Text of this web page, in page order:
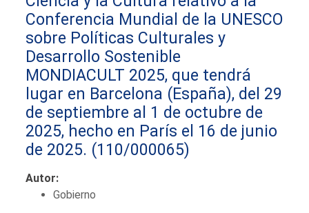
Conferencia Mundial de la UNESCO
sobre Políticas Culturales y
Desarrollo Sostenible
MONDIACULT 2025, que tendrá
lugar en Barcelona (España), del 29
de septiembre al 1 de octubre de
2025, hecho en París el 16 de junio
de 2025. (110/000065)
Autor:
Gobierno